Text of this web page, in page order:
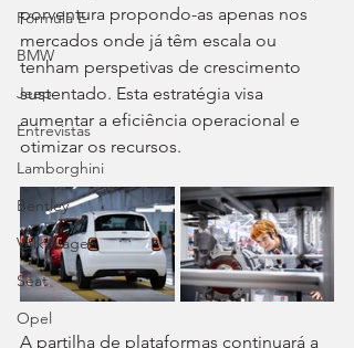
Fórmula E
BMW
Jeep
Entrevistas
Lamborghini
Bentley
Volkswagen
Seat
Opel
porventura propondo-as apenas nos
mercados onde já têm escala ou
tenham perspetivas de crescimento
sustentado. Esta estratégia visa
aumentar a eficiência operacional e
otimizar os recursos.
A partilha de plataformas continuará a